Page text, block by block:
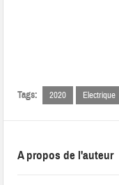
Tags: 2020 Electrique
A propos de l'auteur